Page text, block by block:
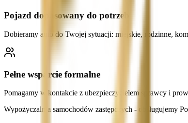
Pojazd dopasowany do potrzeb
Dobieramy auto do Twojej sytuacji: miejskie, rodzinne,
Pełne wsparcie formalne
Pomagamy w kontakcie z ubezpieczycielem sprawcy i
Wypożyczalnia samochodów zastępczych - obsługujemy